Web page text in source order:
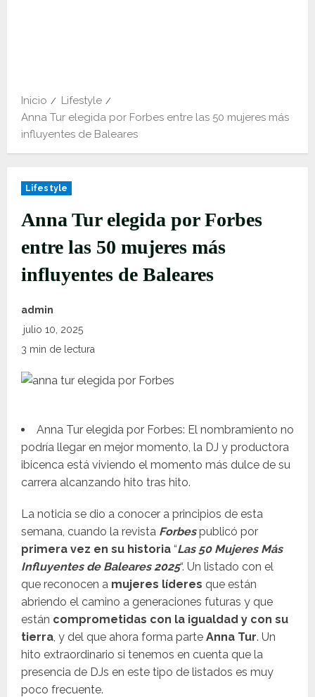
Inicio
Lifestyle
Anna Tur elegida por Forbes entre las 50 mujeres más
influyentes de Baleares
Lifestyle
Anna Tur elegida por Forbes
entre las 50 mujeres más
influyentes de Baleares
admin
julio 10, 2025
3 min de lectura
Anna Tur elegida por Forbes: El nombramiento no
podría llegar en mejor momento, la DJ y productora
ibicenca está viviendo el momento más dulce de su
carrera alcanzando hito tras hito.
La noticia se dio a conocer a principios de esta
semana, cuando la revista Forbespublicó por
primera vez en su historia “Las 50 Mujeres Más
Influyentes de Baleares 2025“. Un listado con el
que reconocen a mujeres líderes que están
abriendo el camino a generaciones futuras y que
están comprometidas con la igualdad y con su
tierra, y del que ahora forma parte Anna Tur. Un
hito extraordinario si tenemos en cuenta que la
presencia de DJs en este tipo de listados es muy
poco frecuente.